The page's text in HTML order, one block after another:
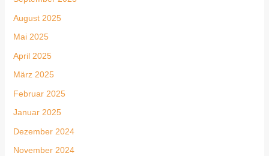
August 2025
Mai 2025
April 2025
März 2025
Februar 2025
Januar 2025
Dezember 2024
November 2024